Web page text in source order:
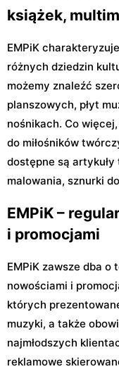
książek,
EMPiK
różnych dziedzin
możemy znaleźć
planszowych, płyt
nośnikach. Co
do miłośników
dostępne są
malowania, sznurki
EMPiK –
i promocjami
EMPiK zawsze dba
nowościami i
których
muzyki, a także
najmłodszych
reklamowe